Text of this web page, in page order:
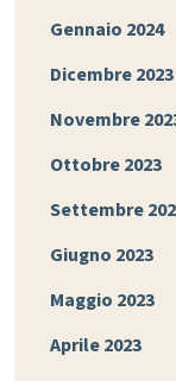
Gennaio 2024
Dicembre 2023
Novembre
Ottobre 2023
Settembre
Giugno 2023
Maggio 2023
Aprile 2023